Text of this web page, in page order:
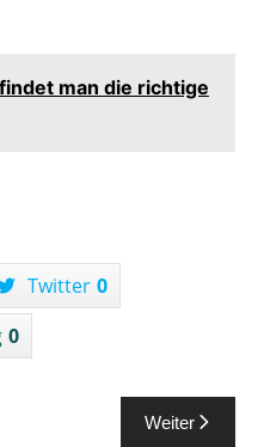
man die richtige
Twitter 0
0
Weiter